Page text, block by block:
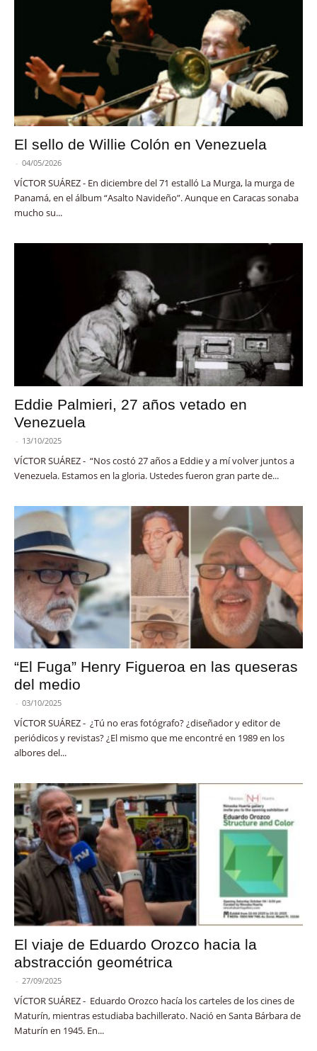
El sello de Willie Colón en Venezuela
- 04/05/2026
VÍCTOR SUÁREZ - En diciembre del 71 estalló La Murga, la murga de
Panamá, en el álbum “Asalto Navideño”. Aunque en Caracas sonaba
mucho su...
Eddie Palmieri, 27 años vetado en
Venezuela
- 13/10/2025
VÍCTOR SUÁREZ - “Nos costó 27 años a Eddie y a mí volver juntos a
Venezuela. Estamos en la gloria. Ustedes fueron gran parte de...
“El Fuga” Henry Figueroa en las queseras
del medio
- 03/10/2025
VÍCTOR SUÁREZ - ¿Tú no eras fotógrafo? ¿diseñador y editor de
periódicos y revistas? ¿El mismo que me encontré en 1989 en los
albores del...
El viaje de Eduardo Orozco hacia la
abstracción geométrica
- 27/09/2025
VÍCTOR SUÁREZ - Eduardo Orozco hacía los carteles de los cines de
Maturín, mientras estudiaba bachillerato. Nació en Santa Bárbara de
Maturín en 1945. En...